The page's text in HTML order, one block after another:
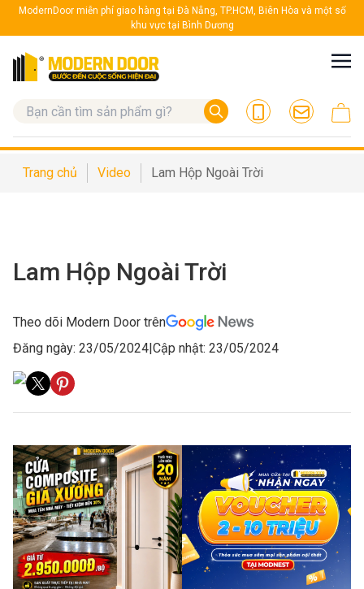
ModernDoor miễn phí giao hàng tại Đà Nẵng, TP.HCM, Biên Hòa và một số
khu vực tại Bình Dương
Trang chủ Video Lam Hộp Ngoài Trời
Lam Hộp Ngoài Trời
Theo dõi Modern Door trên
Đăng ngày: 23/05/2024|Cập nhật: 23/05/2024